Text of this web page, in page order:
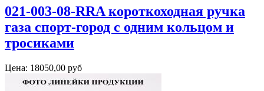
021-003-08-RRA короткоходная ручка
газа спорт-город с одним кольцом и
тросиками
Цена: 18050,00 руб